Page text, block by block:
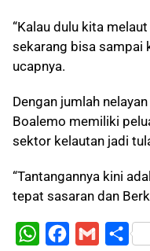
“Kalau dulu kita
sekarang bisa sampai
ucapnya.
Dengan jumlah
Boalemo memiliki
sektor kelautan jadi
“Tantangannya kini
tepat sasaran dan
W
S